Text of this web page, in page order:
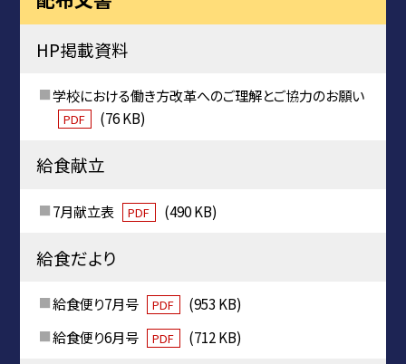
HP掲載資料
学校における働き方改革へのご理解とご協力のお願い
PDF (76 KB)
給食献立
7月献立表 PDF (490 KB)
給食だより
給食便り7月号 PDF
(953 KB)
給食便り6月号
PDF (712 KB)